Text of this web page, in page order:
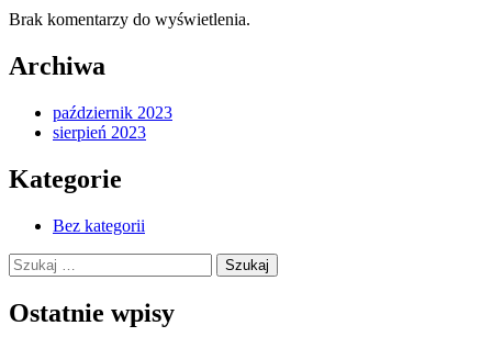
Brak komentarzy do wyświetlenia.
Archiwa
październik 2023
sierpień 2023
Kategorie
Bez kategorii
Szukaj:
Ostatnie wpisy